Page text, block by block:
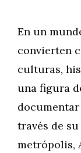
En un
convierten
culturas,
una figura
documentar
través de
metrópolis,